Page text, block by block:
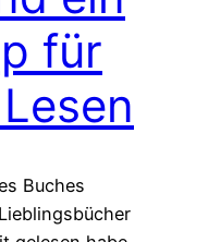
für
Buches